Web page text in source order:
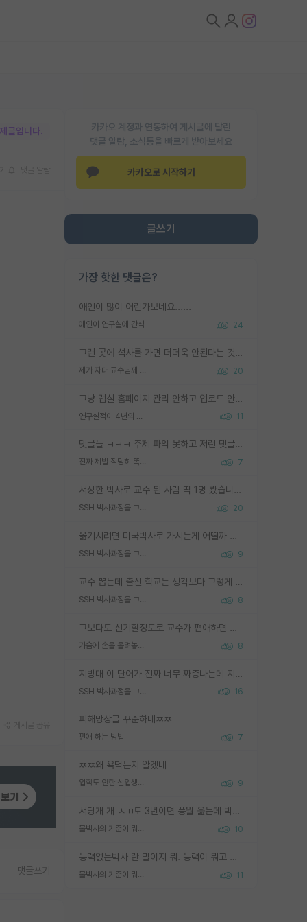
카카오 계정과 연동하여 게시글에 달린
댓글 알람, 소식등을 빠르게 받아보세요
카카오로 시작하기
글쓰기
가장 핫한 댓글은?
애인이 많이 어린가보네요......
애인이 연구실에 간식 24
그런 곳에 석사를 가면 더더욱 안된다는 것을 깨달으시면 된겁니다!
제가 자대 교수님께 무례하게 행동한 걸까요? 20
그냥 랩실 홈페이지 관리 안하고 업로드 안한거 아님?
연구실적이 4년의 공백이 있는거 어떻게 생각하냐 11
댓글들 ㅋㅋㅋ 주제 파악 못하고 저런 댓글들을 쓰네. 조직에 인간이 얼마나 중요한데 걱정될 수도 있지 ㅋㅋ 본인들은 퍽이나 잘하나봐 ? 현실은 남들한테 욕 안 먹는 1인분만 하는 것도 힘들텐데 ?
진짜 제발 적당히 똑똑한 박사과정이라도 위에 있었으면.. 7
서성한 박사로 교수 된 사람 딱 1명 봤습니다. 근데 지방대 박사로 교수된 거는 기적이 일어나야되요. 서성한 학부부터여도 빡센게 교수임용일텐데 지방대박사로 무슨 교수가 되나요...... 중소기업/중견기업 팀장급/연구소장급이나 될거 같네요.
SSH 박사과정을 그만두고 지방대 박사로 옮기면 교수의 꿈은 끝일까요? 20
옮기시려면 미국박사로 가시는게 어떨까 싶네요. 교수가 꿈이면 미국박사 하고 미국교수 까지 같이 노리시는게 기회가 많지 않을까요?
SSH 박사과정을 그만두고 지방대 박사로 옮기면 교수의 꿈은 끝일까요? 9
교수 뽑는데 출신 학교는 생각보다 그렇게 안 봄. 앞으로는 더 안 보게 될거임. 박사는 어디서 진행해도 됨. 단, 제대로 쌓고 좋은 실적 만들 수 있다면. 그런데 지방대는 그럴 가능성이 지극히 낮음. 나만 열심히 잘 하면 된다? 인간은 주변 환경에 지배되는 나약한 존재임. 주변의 지방대 대학원생과 섞이고 지방 특유의 여유로움 또는 나쁘게 얘기해서 나태함에 젖어 살다보면 교수의 꿈 자체를 잊어버리게 될 가능성도 있음. 주변 환경이 70~80%임.
SSH 박사과정을 그만두고 지방대 박사로 옮기면 교수의 꿈은 끝일까요? 8
그보다도 신기할정도로 교수가 편애하면 그사람만 논문이 되더라구요 내용이 다른 사람보다 허접해도요
가슴에 손을 올려놓고 싫어하는 사람 불공정하게 리뷰 8
지방대 이 단어가 진짜 너무 짜증나는데 지방대면 다 그냥 쓰레기인가요? 무슨 말 같지도 않은 댓글들이 있는건지??? 지방에도 충분히 좋은 대학 많고 충분히 잘하는 교수님들 많습니다 포항공대 4개 IST 대표 지거국들 여기 모두 다 지방에 있고 여기 출신들 중에 교수하는 분들 적지 않습니다 지거국 출신이 무슨 교수를 하냐?라고 생각할 사람들 많은데 상위 대표 지거국에 아웃라이어들 많습니다 결국 개인의 연구역량과 실적이 중요합니다 이 역량을 펼치는데 있어서 지도교수와의 합도 중요합니다. 그리고 경력이 필요하면 해외포닥까지 다녀오세요
SSH 박사과정을 그만두고 지방대 박사로 옮기면 교수의 꿈은 끝일까요? 16
피해망상글 꾸준하네ㅉㅉ
편애 하는 방법 7
ㅉㅉ왜 욕먹는지 알겠네
입학도 안한 신입생이 원래 관심을 받나요 9
서당개 개 ㅅㄲ도 3년이면 풍월 읊는데 박사 5년 이상 대리고 있으면서 물된건 교수 탓 맞는ㄱ게 거기가 서당이 아니란 소리임
물박사의 기준이 뭐임? 10
능력없는박사 란 말이지 뭐. 능력이 뭐고 능력이 있다는게 뭔지는 사람마다 기준이 다르니까 얘기해봐야 서로 자기 기준만 얘기해서 논쟁이 끝이 안나고. 주위에서 능력있고 야심있는 신입생이 교수가 유의미한 피드백을 아예 안주면서 제대로된 과제에 참여해볼 기회도 제공하지 않고 잡일 뺑뺑이만 돌려서 맨날 단순작업만 하면서 밤새다가 눈빛이 점점 죽어가는걸 본 사람은 물박사는 교수탓이라고 하고, 교수는 이것저것 알려도 주고 기회도 주고 사수 동기 붙여주면서 어떻게든 끌고가려고 하는데 본인이 매일 뺀질거리면서 출근 하는둥마는둥 하다가 기껏 와서도 폰이나 쳐다보다가 실험 망치고 저녁약속있어서 먼저 가볼게요~ 하는걸 본 사람은 물박사는 본인탓이라고 함.
물박사의 기준이 뭐임? 11
글입니다.
댓글쓰기